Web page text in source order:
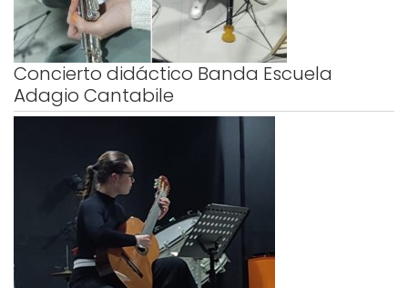
Concierto didáctico Banda Escuela
Adagio Cantabile